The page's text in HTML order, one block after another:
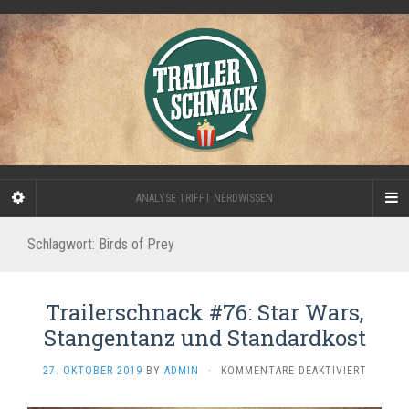
ANALYSE TRIFFT NERDWISSEN
Schlagwort: Birds of Prey
Trailerschnack #76: Star Wars,
Stangentanz und Standardkost
27. OKTOBER 2019 BY ADMIN · KOMMENTARE DEAKTIVIERT
#76: